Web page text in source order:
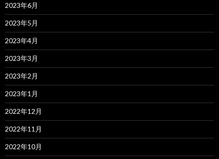
2023年6月
2023年5月
2023年4月
2023年3月
2023年2月
2023年1月
2022年12月
2022年11月
2022年10月